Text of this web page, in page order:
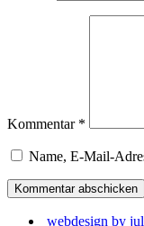
Kommentar *
Name, E-Mail-
webdesign by